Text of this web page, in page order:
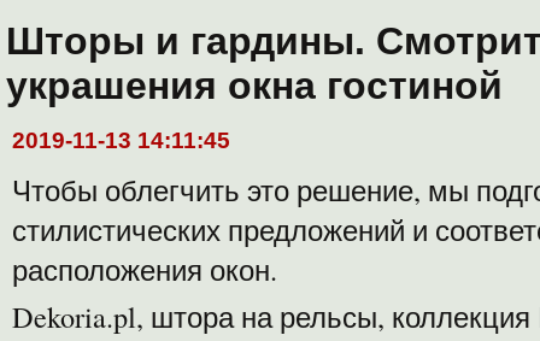
Шторы и гардины.
украшения окна гостиной
2019-11-13 14:11:45
Чтобы облегчить это решение, мы
стилистических предложений и
расположения окон.
Dekoria.pl, штора на рельсы,